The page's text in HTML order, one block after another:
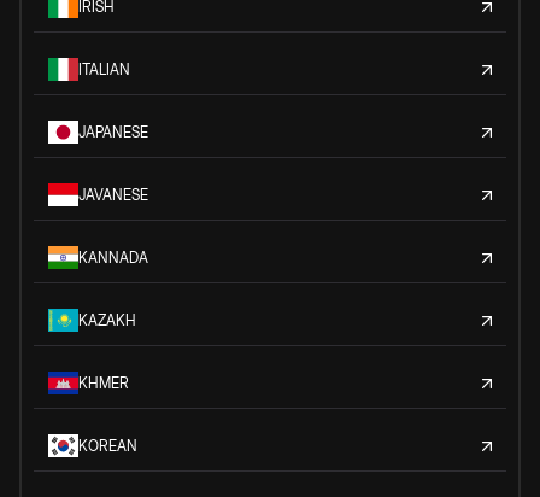
IRISH
ITALIAN
JAPANESE
JAVANESE
KANNADA
KAZAKH
KHMER
KOREAN